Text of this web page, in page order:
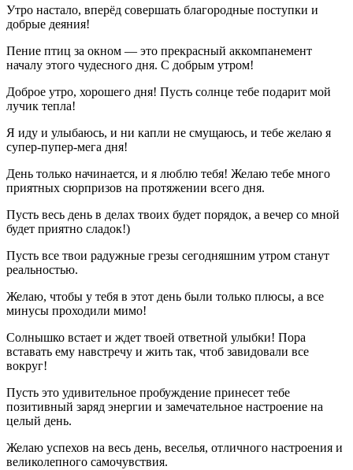
Утро настало, вперёд совершать благородные поступки и
добрые деяния!
Пение птиц за окном — это прекрасный аккомпанемент
началу этого чудесного дня. С добрым утром!
Доброе утро, хорошего дня! Пусть солнце тебе подарит мой
лучик тепла!
Я иду и улыбаюсь, и ни капли не смущаюсь, и тебе желаю я
супер-пупер-мега дня!
День только начинается, и я люблю тебя! Желаю тебе много
приятных сюрпризов на протяжении всего дня.
Пусть весь день в делах твоих будет порядок, а вечер со мной
будет приятно сладок!)
Пусть все твои радужные грезы сегодняшним утром станут
реальностью.
Желаю, чтобы у тебя в этот день были только плюсы, а все
минусы проходили мимо!
Солнышко встает и ждет твоей ответной улыбки! Пора
вставать ему навстречу и жить так, чтоб завидовали все
вокруг!
Пусть это удивительное пробуждение принесет тебе
позитивный заряд энергии и замечательное настроение на
целый день.
Желаю успехов на весь день, веселья, отличного настроения и
великолепного самочувствия.